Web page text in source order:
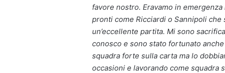
favore nostro. Eravamo in
pronti come Ricciardi o Sannipoli
un’eccellente partita. Mi sono
conosco e sono stato fortunato
squadra forte sulla carta ma lo
occasioni e lavorando come squadra